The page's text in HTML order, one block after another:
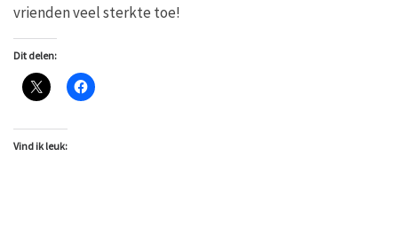
vrienden veel sterkte toe!
Dit delen:
Vind ik leuk: